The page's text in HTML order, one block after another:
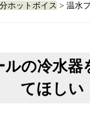
ホットボイス > 温水
ルの冷水器
てほしい